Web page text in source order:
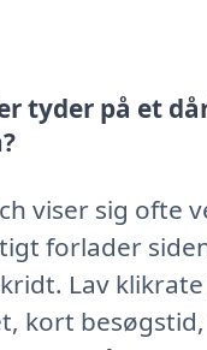
tyder på et
viser sig ofte
forlader
Lav
kort